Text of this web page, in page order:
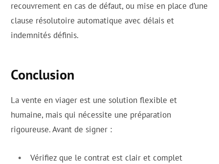
recouvrement en cas de défaut, ou mise en place d’une
clause résolutoire automatique avec délais et
indemnités définis.
Conclusion
La vente en viager est une solution flexible et
humaine, mais qui nécessite une préparation
rigoureuse. Avant de signer :
Vérifiez que le contrat est clair et complet